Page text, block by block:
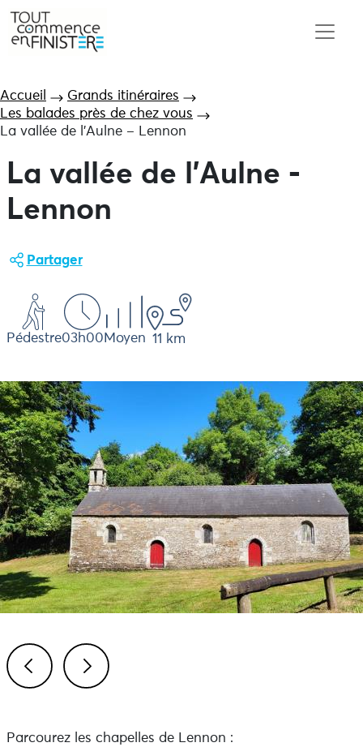
Accueil
Grands itinéraires
Les balades près de chez vous
La vallée de l’Aulne – Lennon
La vallée de l'Aulne -
Lennon
Partager
Pédestre03h00 Moyen 11 km
Parcourez les chapelles de Lennon :